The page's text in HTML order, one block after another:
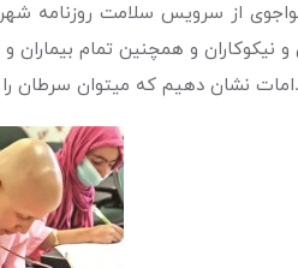
از سرویس سلامت روزنامه
و همچنین تمام بیماران
نشان دهیم که میتوان سرطان